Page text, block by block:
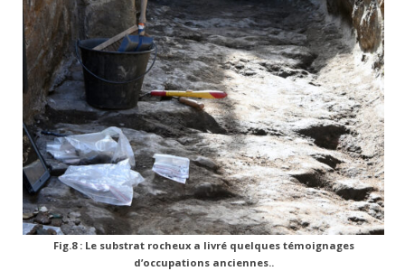
Fig.8 : Le substrat rocheux a livré quelques témoignages
d’occupations anciennes..